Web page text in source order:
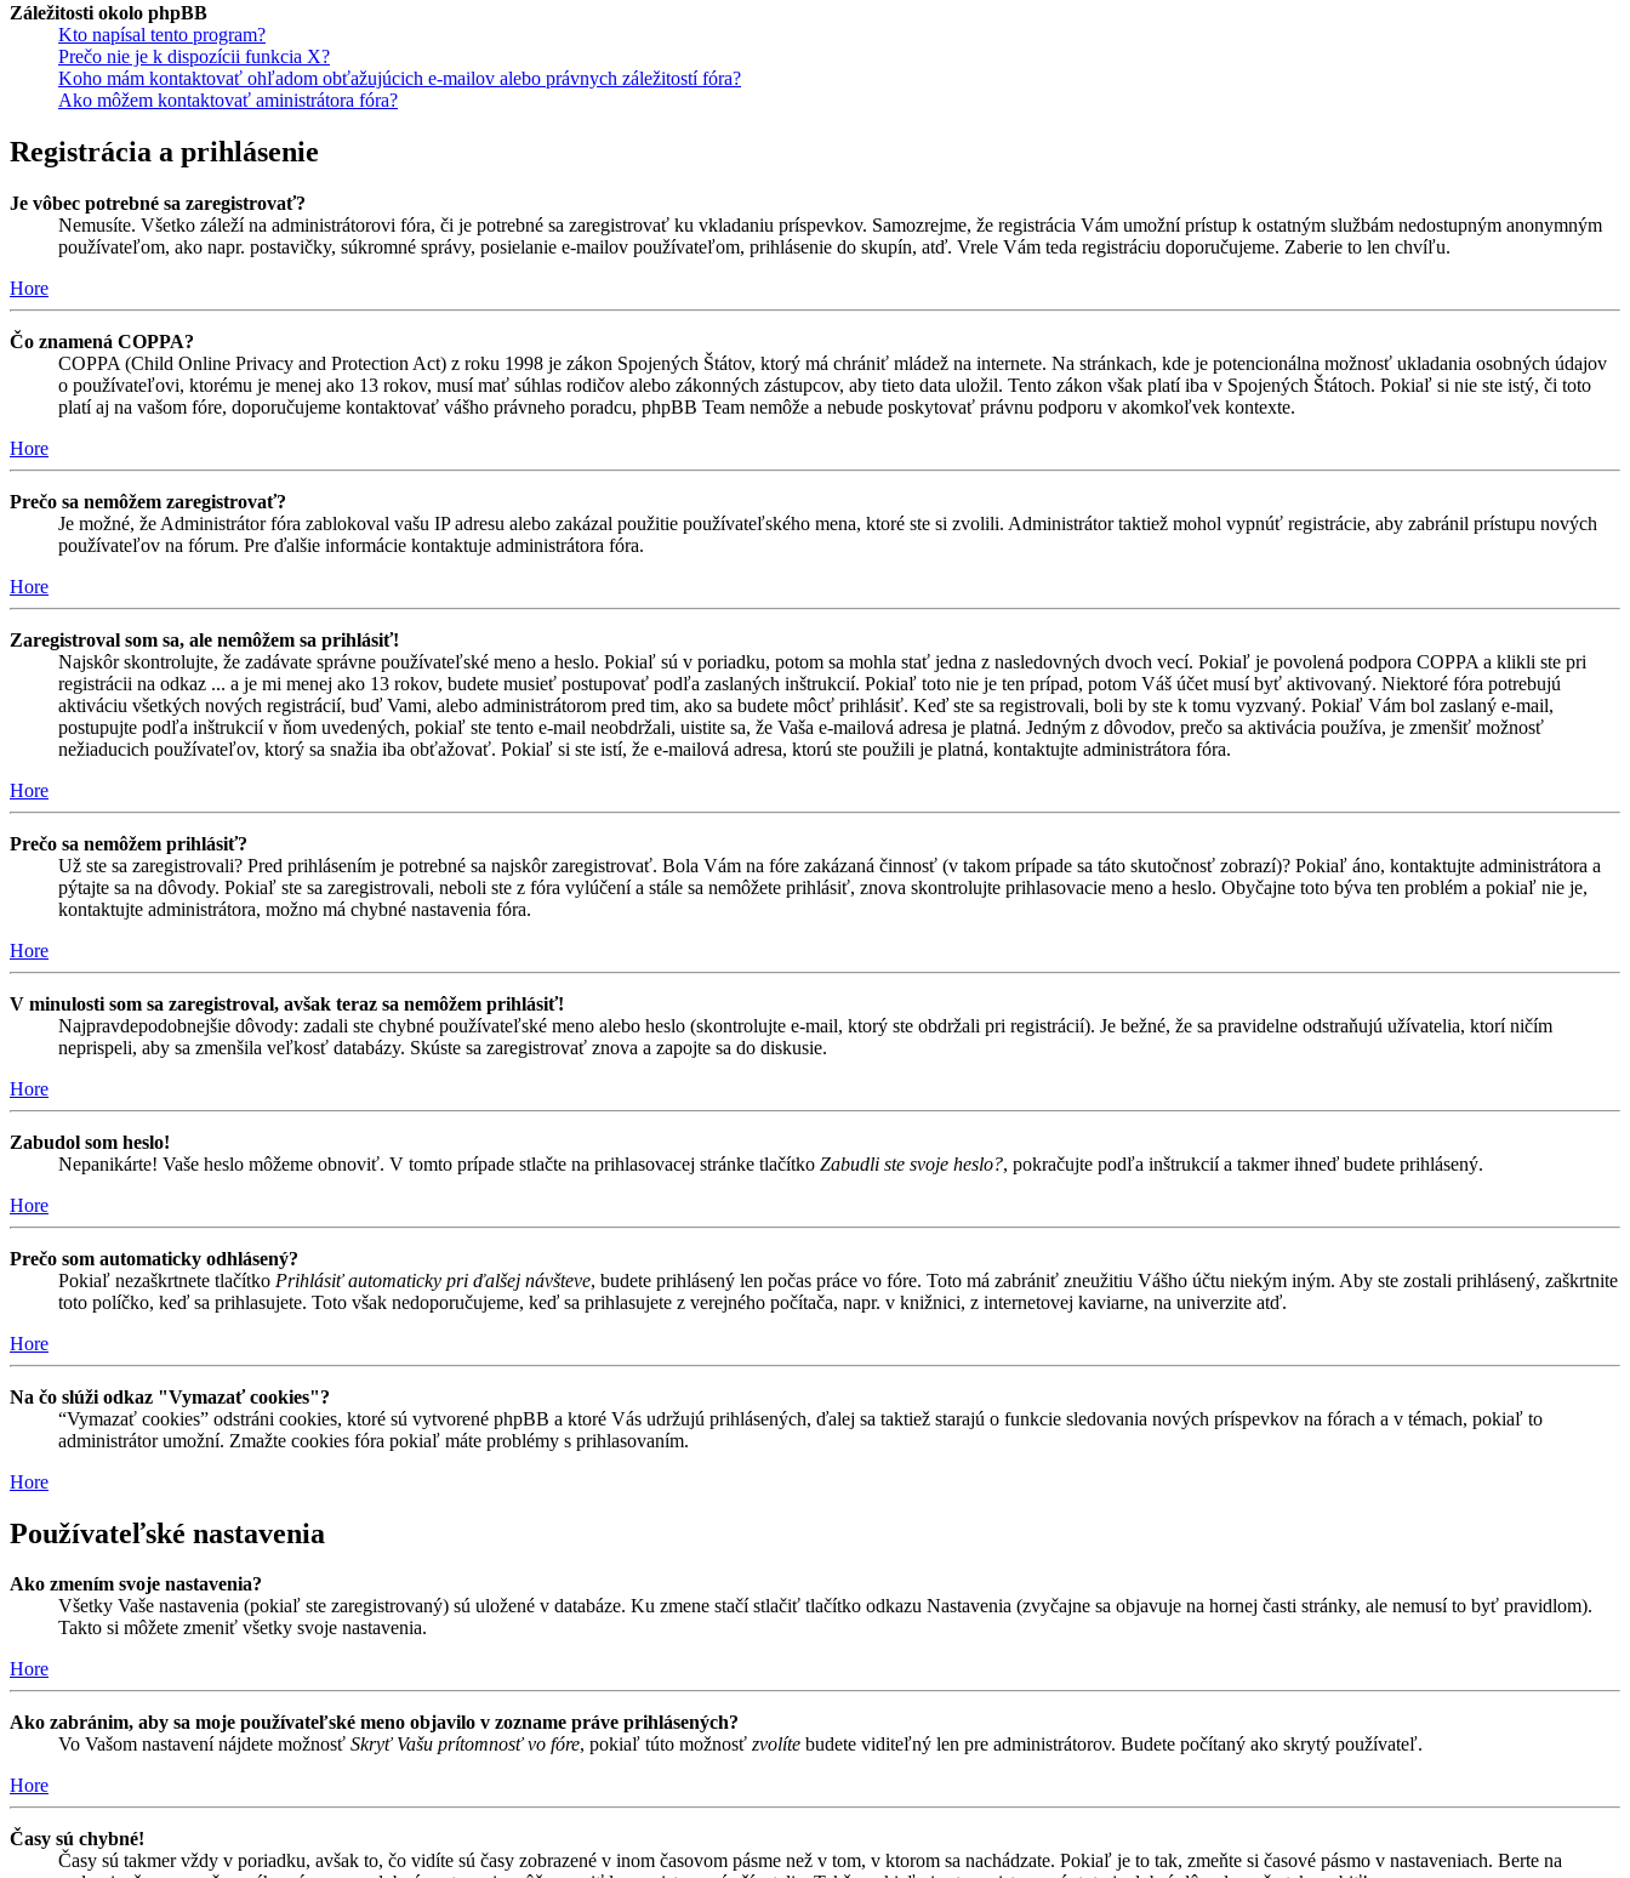
Záležitosti okolo phpBB
Kto napísal tento program?
Prečo nie je k dispozícii funkcia X?
Koho mám kontaktovať ohľadom obťažujúcich e-mailov alebo právnych záležitostí fóra?
Ako môžem kontaktovať aministrátora fóra?
Registrácia a prihlásenie
Je vôbec potrebné sa zaregistrovať?
Nemusíte. Všetko záleží na administrátorovi fóra, či je potrebné sa zaregistrovať ku vkladaniu príspevkov. Samozrejme, že registrácia Vám umožní prístup k ostatným službám nedostupným anonymným
používateľom, ako napr. postavičky, súkromné správy, posielanie e-mailov používateľom, prihlásenie do skupín, atď. Vrele Vám teda registráciu doporučujeme. Zaberie to len chvíľu.
Hore
Čo znamená COPPA?
COPPA (Child Online Privacy and Protection Act) z roku 1998 je zákon Spojených Štátov, ktorý má chrániť mládež na internete. Na stránkach, kde je potencionálna možnosť ukladania osobných údajov
o používateľovi, ktorému je menej ako 13 rokov, musí mať súhlas rodičov alebo zákonných zástupcov, aby tieto data uložil. Tento zákon však platí iba v Spojených Štátoch. Pokiaľ si nie ste istý, či toto
platí aj na vašom fóre, doporučujeme kontaktovať vášho právneho poradcu, phpBB Team nemôže a nebude poskytovať právnu podporu v akomkoľvek kontexte.
Hore
Prečo sa nemôžem zaregistrovať?
Je možné, že Administrátor fóra zablokoval vašu IP adresu alebo zakázal použitie používateľského mena, ktoré ste si zvolili. Administrátor taktiež mohol vypnúť registrácie, aby zabránil prístupu nových
používateľov na fórum. Pre ďalšie informácie kontaktuje administrátora fóra.
Hore
Zaregistroval som sa, ale nemôžem sa prihlásiť!
Najskôr skontrolujte, že zadávate správne používateľské meno a heslo. Pokiaľ sú v poriadku, potom sa mohla stať jedna z nasledovných dvoch vecí. Pokiaľ je povolená podpora COPPA a klikli ste pri
registrácii na odkaz ... a je mi menej ako 13 rokov, budete musieť postupovať podľa zaslaných inštrukcií. Pokiaľ toto nie je ten prípad, potom Váš účet musí byť aktivovaný. Niektoré fóra potrebujú
aktiváciu všetkých nových registrácií, buď Vami, alebo administrátorom pred tim, ako sa budete môcť prihlásiť. Keď ste sa registrovali, boli by ste k tomu vyzvaný. Pokiaľ Vám bol zaslaný e-mail,
postupujte podľa inštrukcií v ňom uvedených, pokiaľ ste tento e-mail neobdržali, uistite sa, že Vaša e-mailová adresa je platná. Jedným z dôvodov, prečo sa aktivácia používa, je zmenšiť možnosť
nežiaducich používateľov, ktorý sa snažia iba obťažovať. Pokiaľ si ste istí, že e-mailová adresa, ktorú ste použili je platná, kontaktujte administrátora fóra.
Hore
Prečo sa nemôžem prihlásiť?
Už ste sa zaregistrovali? Pred prihlásením je potrebné sa najskôr zaregistrovať. Bola Vám na fóre zakázaná činnosť (v takom prípade sa táto skutočnosť zobrazí)? Pokiaľ áno, kontaktujte administrátora a
pýtajte sa na dôvody. Pokiaľ ste sa zaregistrovali, neboli ste z fóra vylúčení a stále sa nemôžete prihlásiť, znova skontrolujte prihlasovacie meno a heslo. Obyčajne toto býva ten problém a pokiaľ nie je,
kontaktujte administrátora, možno má chybné nastavenia fóra.
Hore
V minulosti som sa zaregistroval, avšak teraz sa nemôžem prihlásiť!
Najpravdepodobnejšie dôvody: zadali ste chybné používateľské meno alebo heslo (skontrolujte e-mail, ktorý ste obdržali pri registrácií). Je bežné, že sa pravidelne odstraňujú užívatelia, ktorí ničím
neprispeli, aby sa zmenšila veľkosť databázy. Skúste sa zaregistrovať znova a zapojte sa do diskusie.
Hore
Zabudol som heslo!
Nepanikárte! Vaše heslo môžeme obnoviť. V tomto prípade stlačte na prihlasovacej stránke tlačítko Zabudli ste svoje heslo?, pokračujte podľa inštrukcií a takmer ihneď budete prihlásený.
Hore
Prečo som automaticky odhlásený?
Pokiaľ nezaškrtnete tlačítko Prihlásiť automaticky pri ďalšej návšteve, budete prihlásený len počas práce vo fóre. Toto má zabrániť zneužitiu Vášho účtu niekým iným. Aby ste zostali prihlásený, zaškrtnite
toto políčko, keď sa prihlasujete. Toto však nedoporučujeme, keď sa prihlasujete z verejného počítača, napr. v knižnici, z internetovej kaviarne, na univerzite atď.
Hore
Na čo slúži odkaz "Vymazať cookies"?
“Vymazať cookies” odstráni cookies, ktoré sú vytvorené phpBB a ktoré Vás udržujú prihlásených, ďalej sa taktiež starajú o funkcie sledovania nových príspevkov na fórach a v témach, pokiaľ to
administrátor umožní. Zmažte cookies fóra pokiaľ máte problémy s prihlasovaním.
Hore
Používateľské nastavenia
Ako zmením svoje nastavenia?
Všetky Vaše nastavenia (pokiaľ ste zaregistrovaný) sú uložené v databáze. Ku zmene stačí stlačiť tlačítko odkazu Nastavenia (zvyčajne sa objavuje na hornej časti stránky, ale nemusí to byť pravidlom).
Takto si môžete zmeniť všetky svoje nastavenia.
Hore
Ako zabránim, aby sa moje používateľské meno objavilo v zozname práve prihlásených?
Vo Vašom nastavení nájdete možnosť Skryť Vašu prítomnosť vo fóre, pokiaľ túto možnosť zvolíte budete viditeľný len pre administrátorov. Budete počítaný ako skrytý používateľ.
Hore
Časy sú chybné!
Časy sú takmer vždy v poriadku, avšak to, čo vidíte sú časy zobrazené v inom časovom pásme než v tom, v ktorom sa nachádzate. Pokiaľ je to tak, zmeňte si časové pásmo v nastaveniach. Berte na